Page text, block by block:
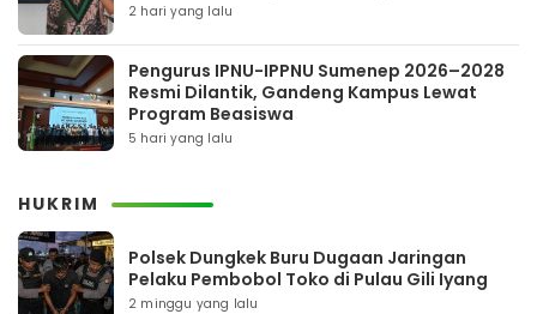
2 hari yang lalu
Pengurus IPNU-IPPNU Sumenep 2026–2028
Resmi Dilantik, Gandeng Kampus Lewat
Program Beasiswa
5 hari yang lalu
HUKRIM
Polsek Dungkek Buru Dugaan Jaringan
Pelaku Pembobol Toko di Pulau Gili Iyang
2 minggu yang lalu